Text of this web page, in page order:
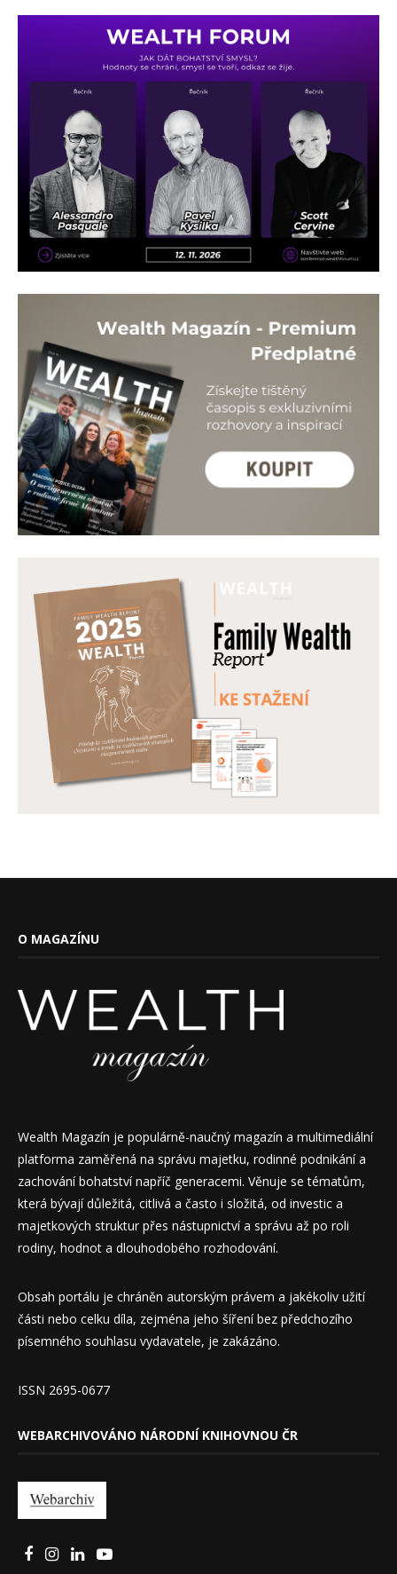
O MAGAZÍNU
Wealth Magazín je populárně-naučný magazín a multimediální
platforma zaměřená na správu majetku, rodinné podnikání a
zachování bohatství napříč generacemi. Věnuje se tématům,
která bývají důležitá, citlivá a často i složitá, od investic a
majetkových struktur přes nástupnictví a správu až po roli
rodiny, hodnot a dlouhodobého rozhodování.
Obsah portálu je chráněn autorským právem a jakékoliv užití
části nebo celku díla, zejména jeho šíření bez předchozího
písemného souhlasu vydavatele, je zakázáno.
ISSN 2695-0677
WEBARCHIVOVÁNO NÁRODNÍ KNIHOVNOU ČR